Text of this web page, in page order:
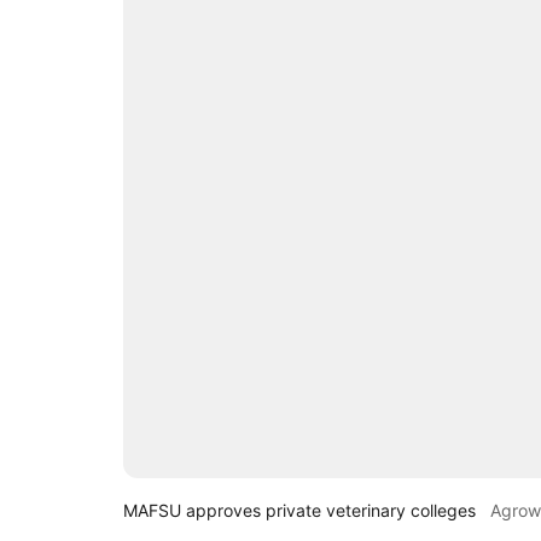
MAFSU approves private veterinary colleges